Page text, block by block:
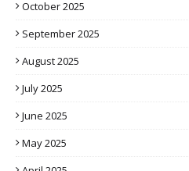
October 2025
September 2025
August 2025
July 2025
June 2025
May 2025